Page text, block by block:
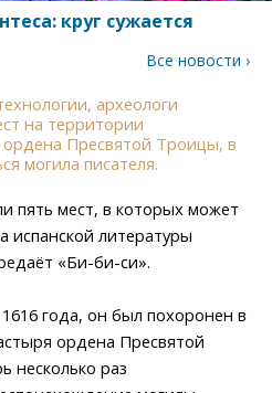
круг сужается
Все новости ›
археологи
на территории
Пресвятой Троицы, в
могила писателя.
пять мест, в которых может
испанской литературы
«Би-би-си».
года, он был похоронен в
ордена Пресвятой
несколько раз